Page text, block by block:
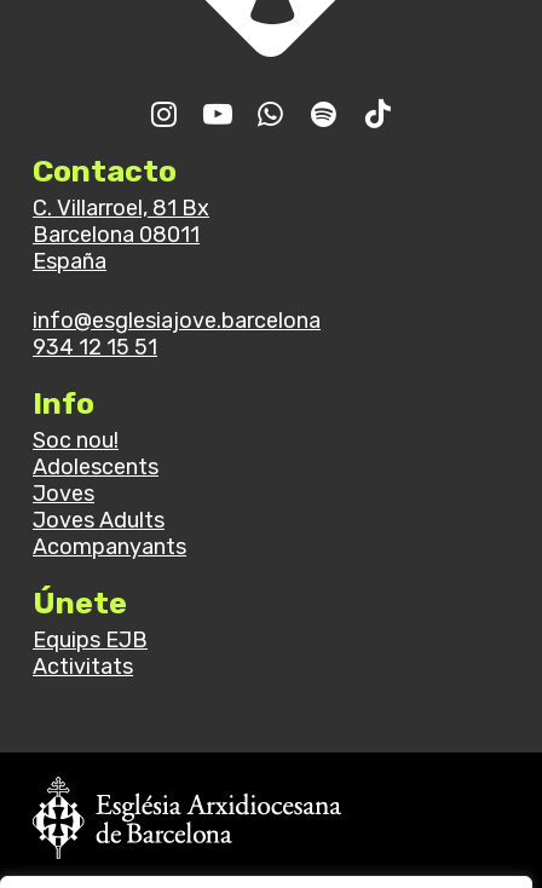
Contacto
C. Villarroel, 81 Bx
Barcelona 08011
España
info@esglesiajove.barcelona
934 12 15 51
Info
Soc nou!
Adolescents
Joves
Joves Adults
Acompanyants
Únete
Equips EJB
Activitats